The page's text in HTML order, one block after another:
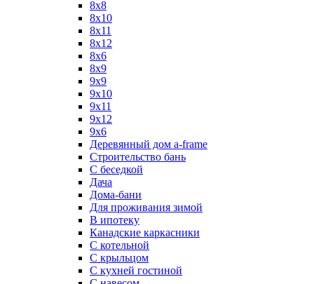
8x8
8х10
8х11
8х12
8х6
8х9
9x9
9х10
9х11
9х12
9х6
Деревянный дом a-frame
Строительство бань
С беседкой
Дача
Дома-бани
Для проживания зимой
В ипотеку
Канадские каркасники
С котельной
С крыльцом
С кухней гостиной